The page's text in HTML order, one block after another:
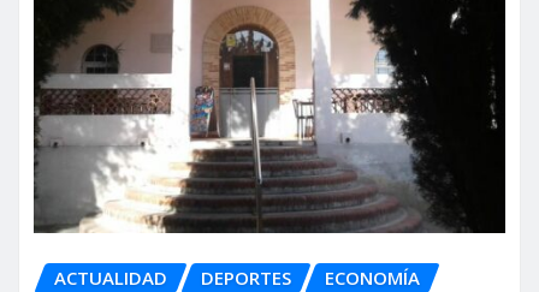
ACTUALIDAD DEPORTES ECONOMÍA